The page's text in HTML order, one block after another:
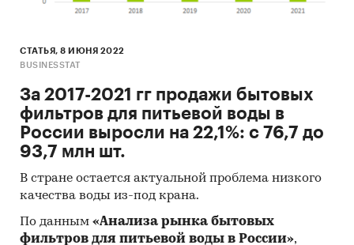
СТАТЬЯ, 8 ИЮНЯ 2022
BUSINESSTAT
За 2017-2021 гг продажи бытовых
фильтров для питьевой воды в
России выросли на 22,1%: с 76,7 до
93,7 млн шт.
В стране остается актуальной проблема низкого
качества воды из-под крана.
По данным «Анализа рынка бытовых
фильтров для питьевой воды в России»,